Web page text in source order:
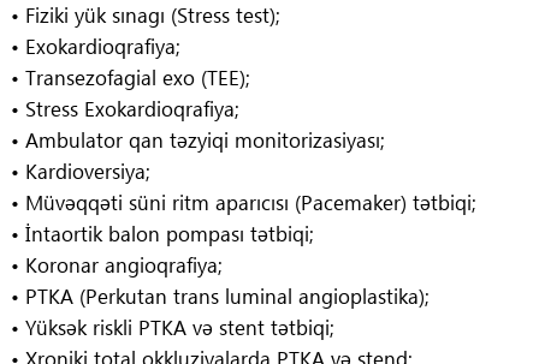
• Fiziki yük sınagı (Stress test);
• Exokardioqrafiya;
• Transezofagial exo (TEE);
• Stress Exokardioqrafiya;
• Ambulator qan təzyiqi monitorizasiyası;
• Kardioversiya;
• Müvəqqəti süni ritm aparıcısı (Pacemaker) tətbiqi;
• İntaortik balon pompası tətbiqi;
• Koronar angioqrafiya;
• PTKA (Perkutan trans luminal angioplastika);
• Yüksək riskli PTKA və stent tətbiqi;